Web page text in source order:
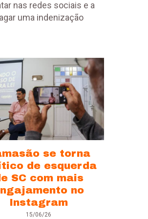
nas redes sociais e a
uma indenização
se torna
de esquerda
SC com mais
no
Instagram
15/06/26